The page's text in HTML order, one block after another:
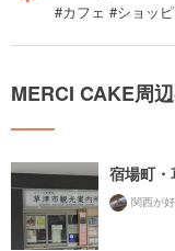
#カフェ #ショッ
MERCI CAKE周
宿場町